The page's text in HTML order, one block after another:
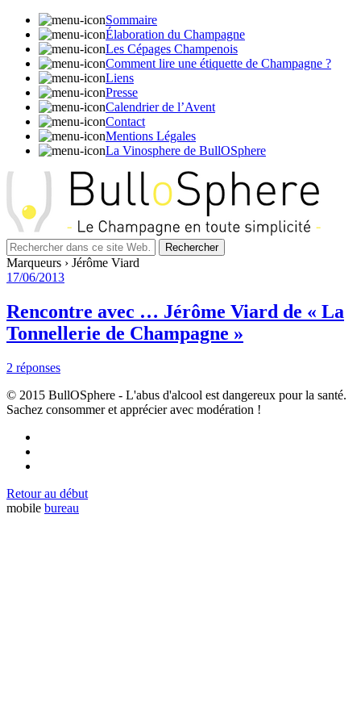
Sommaire
Élaboration du Champagne
Les Cépages Champenois
Comment lire une étiquette de Champagne ?
Liens
Presse
Calendrier de l’Avent
Contact
Mentions Légales
La Vinosphere de BullOSphere
Marqueurs › Jérôme Viard
17/06/2013
Rencontre avec … Jérôme Viard de « La
Tonnellerie de Champagne »
2 réponses
© 2015 BullOSphere - L'abus d'alcool est dangereux pour la santé.
Sachez consommer et apprécier avec modération !
Retour au début
mobile bureau